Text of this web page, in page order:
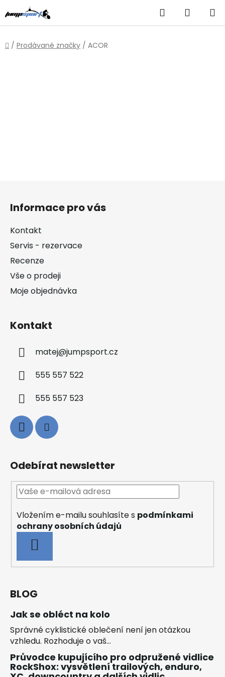
na
obsah
Hledat
KOŠÍK
Domů
/ Prodávané značky / ACOR
Informace pro vás
Kontakt
Servis - rezervace
Recenze
Vše o prodeji
Moje objednávka
Kontakt
matej@jumpsport.cz
555 557 522
555 557 523
Odebírat newsletter
Vložením e-mailu souhlasíte s podmínkami
ochrany osobních údajů
SE
BLOG
Jak se obléct na kolo
Správné cyklistické oblečení není jen otázkou
vzhledu. Rozhoduje o vaš...
Průvodce kupujícího pro odpružené vidlice
RockShox: vysvětlení trailových, enduro,